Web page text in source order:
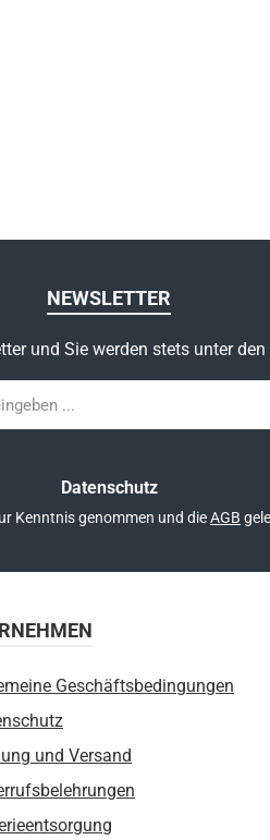
NEWSLETTER
und Sie werden stets unter
Datenschutz
Kenntnis genommen und dieAGB
Geschäftsbedingungen
und Versand